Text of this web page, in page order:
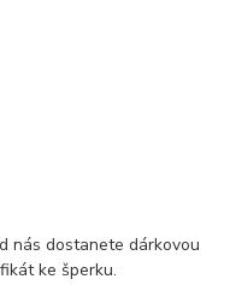
nás dostanete dárkovou
ke šperku.